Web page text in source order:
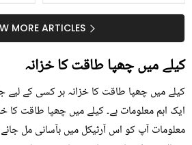
کیوں
سستا اور قدرتی حلMORE ARTICLES
کیلے میں چھپا طاقت کا خزانہ
کیلے میں چھپا طاقت کا خزانہ ہر کسی کے لیے
ایک اہم معلومات ہے۔ کیلے میں چھپا طاقت کا
معلومات آپ کو اس آرٹیکل میں بآسانی مل